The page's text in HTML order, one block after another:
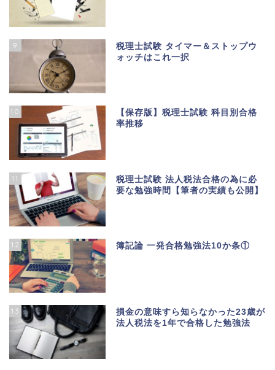
9
税理士試験 タイマー＆ストップウ
ォッチはこれ一択
10
【保存版】税理士試験 科目別合格
率推移
11
税理士試験 法人税法合格の為に必
要な勉強時間【筆者の実績も公開】
12 簿記論 一発合格勉強法10か条①
13
損金の意味すら知らなかった23歳が
法人税法を1年で合格した勉強法